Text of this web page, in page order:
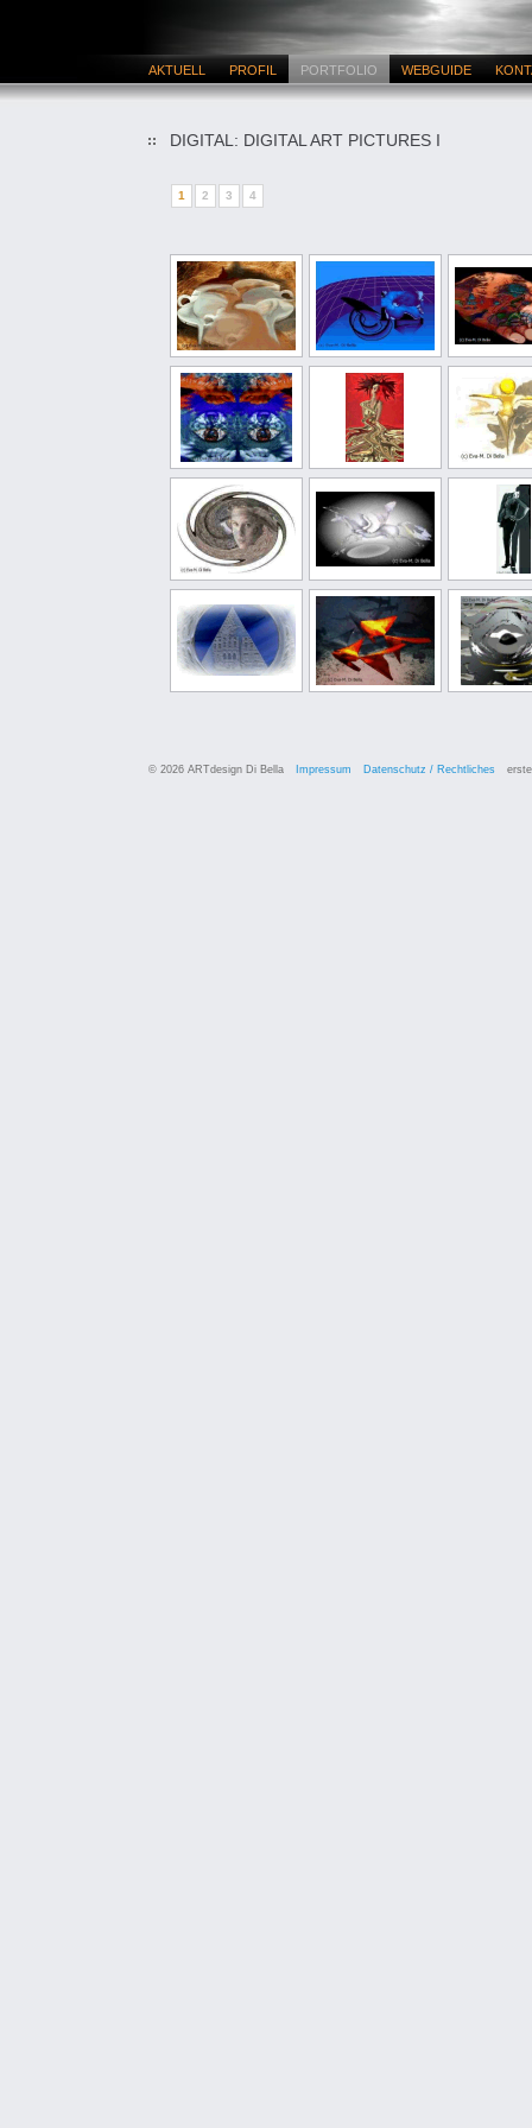
AKTUELL PROFIL PORTFOLIO WEBGUIDE
DIGITAL: DIGITAL ART PICTURES I
1 2 3 4
© 2026 ARTdesign Di Bella Impressum Datenschutz / Rechtliches